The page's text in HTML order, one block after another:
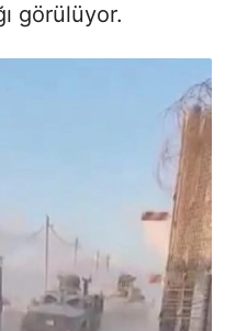
görülüyor.